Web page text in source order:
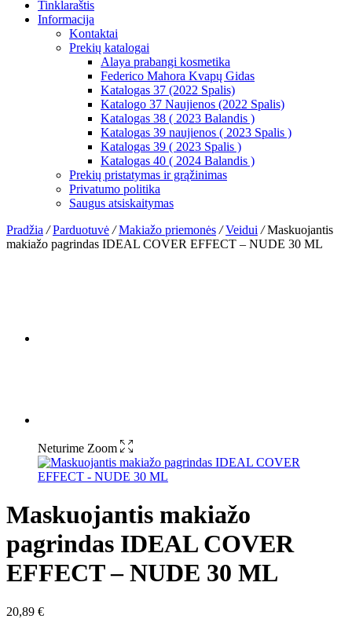
Tinklaraštis
Informacija
Kontaktai
Prekių katalogai
Alaya prabangi kosmetika
Federico Mahora Kvapų Gidas
Katalogas 37 (2022 Spalis)
Katalogo 37 Naujienos (2022 Spalis)
Katalogas 38 ( 2023 Balandis )
Katalogas 39 naujienos ( 2023 Spalis )
Katalogas 39 ( 2023 Spalis )
Katalogas 40 ( 2024 Balandis )
Prekių pristatymas ir grąžinimas
Privatumo politika
Saugus atsiskaitymas
Pradžia / Parduotuvė / Makiažo priemonės / Veidui /Maskuojantis
makiažo pagrindas IDEAL COVER EFFECT – NUDE 30 ML
Neturime Zoom
Maskuojantis makiažo
pagrindas IDEAL COVER
EFFECT – NUDE 30 ML
20,89 €